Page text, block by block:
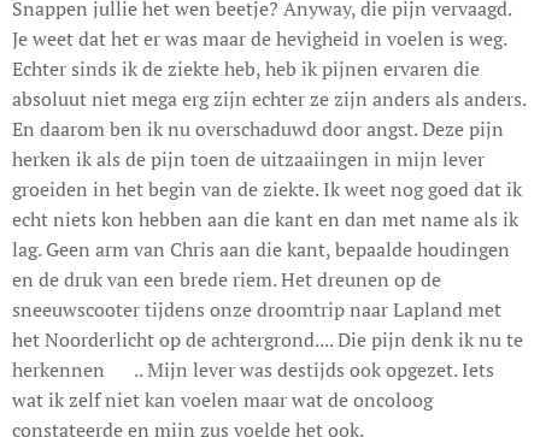
Snappen jullie het wen beetje? Anyway, die pijn vervaagd.
Je weet dat het er was maar de hevigheid in voelen is weg.
Echter sinds ik de ziekte heb, heb ik pijnen ervaren die
absoluut niet mega erg zijn echter ze zijn anders als anders.
En daarom ben ik nu overschaduwd door angst. Deze pijn
herken ik als de pijn toen de uitzaaiingen in mijn lever
groeiden in het begin van de ziekte. Ik weet nog goed dat ik
echt niets kon hebben aan die kant en dan met name als ik
lag. Geen arm van Chris aan die kant, bepaalde houdingen
en de druk van een brede riem. Het dreunen op de
sneeuwscooter tijdens onze droomtrip naar Lapland met
het Noorderlicht op de achtergrond.... Die pijn denk ik nu te
herkennen 😥.. Mijn lever was destijds ook opgezet. Iets
wat ik zelf niet kan voelen maar wat de oncoloog
constateerde en mijn zus voelde het ook.